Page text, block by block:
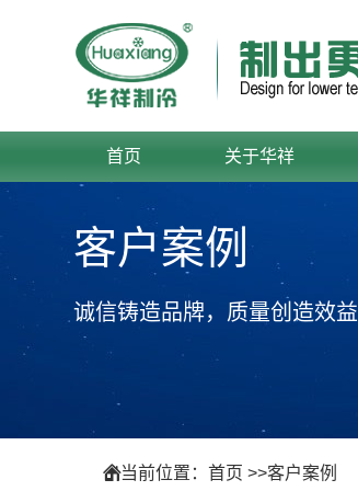
首页 关于华祥
客户案例
诚信铸造品牌，质量创造效益
当前位置：首页 >>客户案例